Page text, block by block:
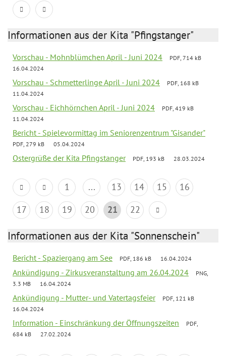
Informationen aus der Kita "Pfingstanger"
Vorschau - Mohnblümchen April - Juni 2024
PDF, 714 kB
16.04.2024
Vorschau - Schmetterlinge April - Juni 2024
PDF, 168 kB
11.04.2024
Vorschau - Eichhörnchen April - Juni 2024
PDF, 419 kB
11.04.2024
Bericht - Spielevormittag im Seniorenzentrum "Gisander"
PDF, 279 kB 05.04.2024
Ostergrüße der Kita Pfingstanger PDF, 193 kB 28.03.2024
1 ... 13 14 15
16
17
18 19 20 21 22
Informationen aus der Kita "Sonnenschein"
Bericht - Spaziergang am See PDF, 186 kB 16.04.2024
Ankündigung - Zirkusveranstaltung am 26.04.2024
PNG,
3.3 MB
16.04.2024
Ankündigung - Mutter- und Vatertagsfeier
PDF, 121 kB
16.04.2024
Information - Einschränkung der Öffnungszeiten
PDF,
684 kB
27.02.2024